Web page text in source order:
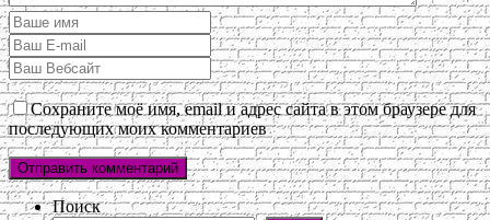
Сохраните моё имя, email и адрес сайта в этом браузере для
последующих моих комментариев
Поиск